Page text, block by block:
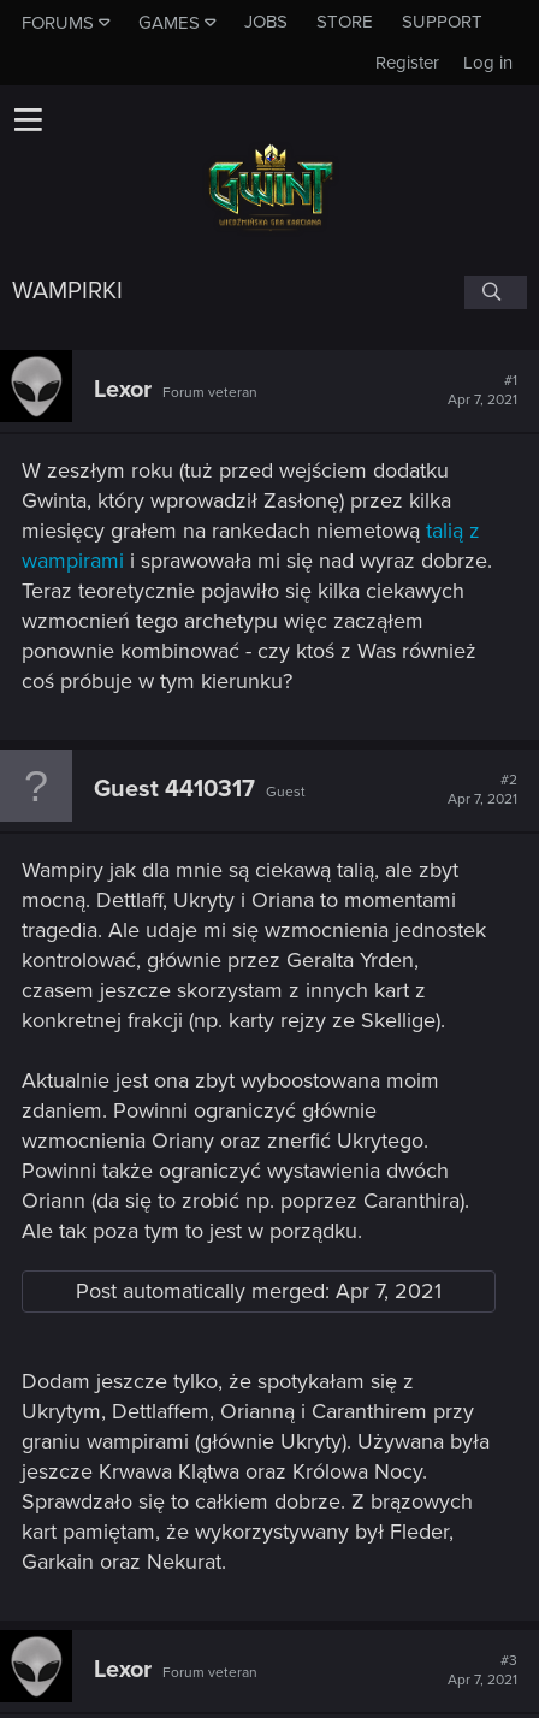
FORUMS GAMES JOBS STORE
SUPPORT
Log in
Register
WAMPIRKI
Lexor Forum veteran
#1
Apr 7, 2021
W zeszłym roku (tuż przed wejściem dodatku
Gwinta, który wprowadził Zasłonę) przez kilka
miesięcy grałem na rankedach niemetową talią z
wampirami i sprawowała mi się nad wyraz dobrze.
Teraz teoretycznie pojawiło się kilka ciekawych
wzmocnień tego archetypu więc zacząłem
ponownie kombinować - czy ktoś z Was również
coś próbuje w tym kierunku?
Guest 4410317 Guest
#2
Apr 7, 2021
Wampiry jak dla mnie są ciekawą talią, ale zbyt
mocną. Dettlaff, Ukryty i Oriana to momentami
tragedia. Ale udaje mi się wzmocnienia jednostek
kontrolować, głównie przez Geralta Yrden,
czasem jeszcze skorzystam z innych kart z
konkretnej frakcji (np. karty rejzy ze Skellige).
Aktualnie jest ona zbyt wyboostowana moim
zdaniem. Powinni ograniczyć głównie
wzmocnienia Oriany oraz znerfić Ukrytego.
Powinni także ograniczyć wystawienia dwóch
Oriann (da się to zrobić np. poprzez Caranthira).
Ale tak poza tym to jest w porządku.
Post automatically merged: Apr 7, 2021
Dodam jeszcze tylko, że spotykałam się z
Ukrytym, Dettlaffem, Orianną i Caranthirem przy
graniu wampirami (głównie Ukryty). Używana była
jeszcze Krwawa Klątwa oraz Królowa Nocy.
Sprawdzało się to całkiem dobrze. Z brązowych
kart pamiętam, że wykorzystywany był Fleder,
Garkain oraz Nekurat.
Lexor Forum veteran
#3
Apr 7, 2021